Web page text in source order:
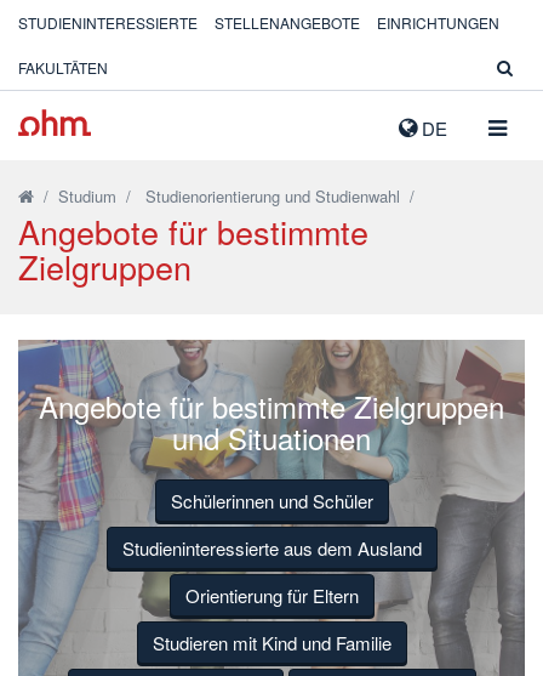
DE
STUDIENINTERESSIERTE STELLENANGEBOTE EINRICHTUNGEN
FAKULTÄTEN
/ Studium / Studienorientierung und Studienwahl /
Angebote für bestimmte
Zielgruppen
Angebote für bestimmte Zielgruppen
und Situationen
Schülerinnen und Schüler
Studieninteressierte aus dem Ausland
Orientierung für Eltern
Studieren mit Kind und Familie